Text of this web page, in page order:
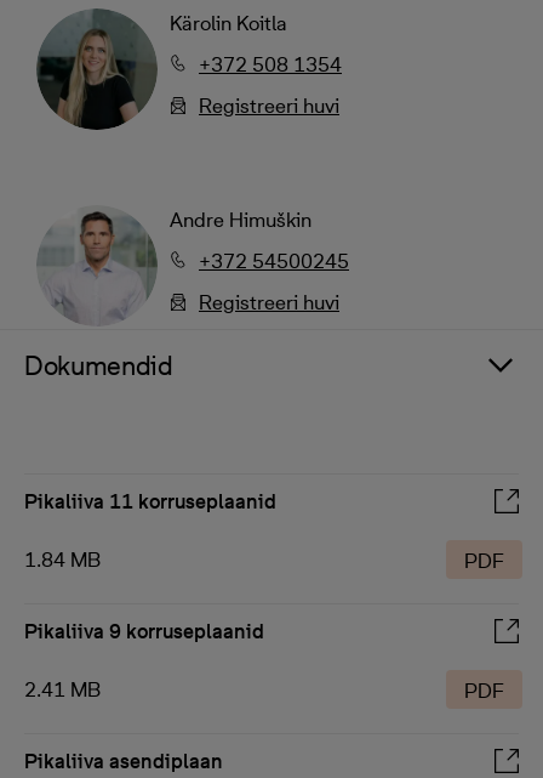
Kärolin Koitla
+372 508 1354
Registreeri huvi
Andre Himuškin
+372 54500245
Registreeri huvi
Dokumendid
Pikaliiva 11 korruseplaanid
1.84 MB PDF
Pikaliiva 9 korruseplaanid
2.41 MB PDF
Pikaliiva asendiplaan